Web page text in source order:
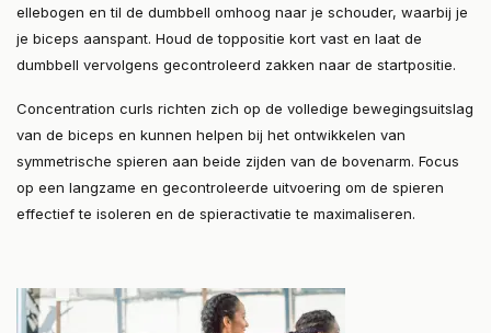
ellebogen en til de dumbbell omhoog naar je schouder, waarbij je
je biceps aanspant. Houd de toppositie kort vast en laat de
dumbbell vervolgens gecontroleerd zakken naar de startpositie.
Concentration curls richten zich op de volledige bewegingsuitslag
van de biceps en kunnen helpen bij het ontwikkelen van
symmetrische spieren aan beide zijden van de bovenarm. Focus
op een langzame en gecontroleerde uitvoering om de spieren
effectief te isoleren en de spieractivatie te maximaliseren.